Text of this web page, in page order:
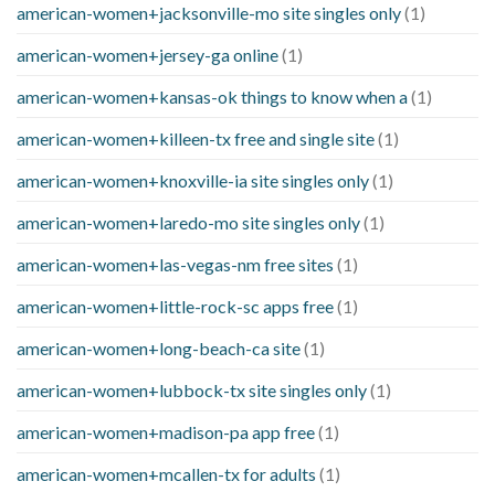
american-women+jacksonville-mo site singles only(1)
american-women+jersey-ga online(1)
american-women+kansas-ok things to know when a(1)
american-women+killeen-tx free and single site(1)
american-women+knoxville-ia site singles only(1)
american-women+laredo-mo site singles only(1)
american-women+las-vegas-nm free sites (1)
american-women+little-rock-sc apps free(1)
american-women+long-beach-ca site(1)
american-women+lubbock-tx site singles only(1)
american-women+madison-pa app free(1)
american-women+mcallen-tx for adults (1)